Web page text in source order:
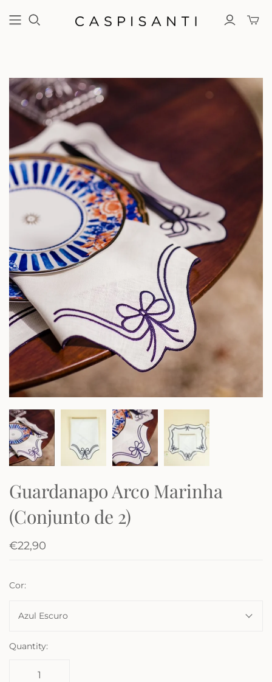
Guardanapo Arco Marinha
(Conjunto de 2)
€22,90
Cor:
Azul Escuro
Quantity: